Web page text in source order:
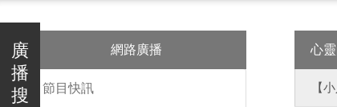
廣
播
搜
網路廣播
節目快訊
心
【